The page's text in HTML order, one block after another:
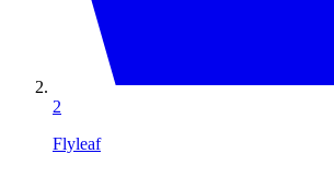
2
Flyleaf